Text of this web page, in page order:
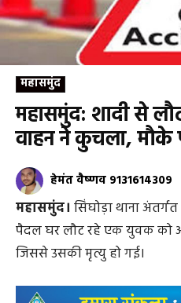
महासमुंद
महासमुंद: शादी से
वाहन ने कुचला, मौके
हेमंत वैष्णव 9131614309
महासमुंद। सिंघोड़ा थाना
पैदल घर लौट रहे एक युवक को
जिससे उसकी मृत्यु हो गई।